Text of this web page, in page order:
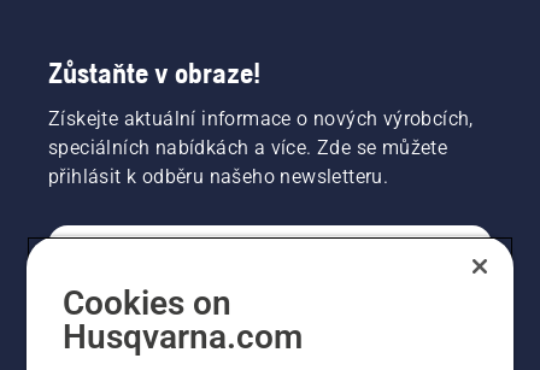
Zůstaňte v obraze!
Získejte aktuální informace o nových výrobcích,
speciálních nabídkách a více. Zde se můžete
přihlásit k odběru našeho newsletteru.
PROFESIONÁLNÍ
Cookies on
Husqvarna.com